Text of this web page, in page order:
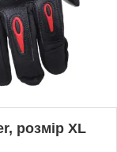
розмір XL